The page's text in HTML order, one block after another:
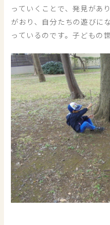
っていくことで、発見があ
がおり、自分たちの遊びに
っているのです。子どもの